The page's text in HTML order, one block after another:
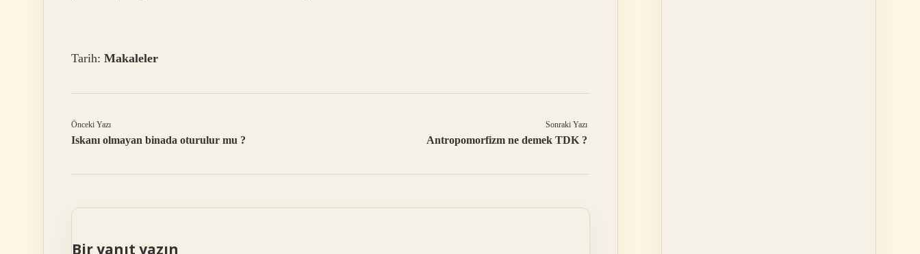
Tarih: Makaleler
Önceki Yazı
Iskanı olmayan binada oturulur mu ?
Sonraki Yazı
Antropomorfizm ne demek TDK ?
Bir yanıt yazın